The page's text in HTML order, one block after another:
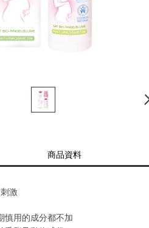
商品資料
激
慎用的成分都不加